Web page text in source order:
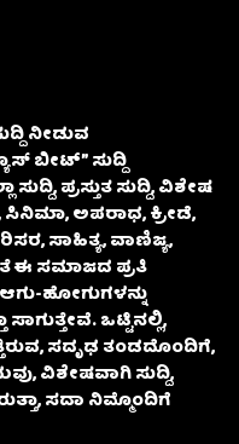
ನೀಡುವ
ಬೀಟ್” ಸುದ್ದಿ
ಪ್ರಸ್ತುತ ಸುದ್ದಿ, ವಿಶೇಷ
ಅಪರಾಧ, ಕ್ರೀಡೆ,
ಸಾಹಿತ್ಯ, ವಾಣಿಜ್ಯ,
ಈ ಸಮಾಜದ ಪ್ರತಿ
ಆಗು-ಹೋಗುಗಳನ್ನು
ಒಟ್ಟಿನಲ್ಲಿ,
ಸದೃಢ ತಂಡದೊಂದಿಗೆ,
ವಿಶೇಷವಾಗಿ ಸುದ್ದಿ,
ಸದಾ ನಿಮ್ಮೊಂದಿಗೆ